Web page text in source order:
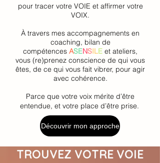
pour tracer votre VOIE et affirmer votre
VOIX.
À travers mes accompagnements en
coaching, bilan de
compétences ASENSILE et ateliers,
vous (re)prenez conscience de qui vous
êtes, de ce qui vous fait vibrer, pour agir
avec cohérence.
Parce que votre voix mérite d’être
entendue, et votre place d’être prise.
Découvrir mon approche
TROUVEZ VOTRE VOIE